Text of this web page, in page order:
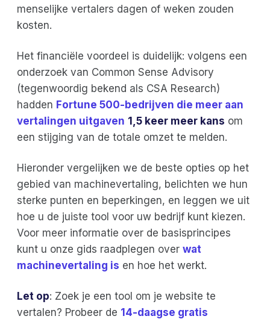
menselijke vertalers dagen of weken zouden
kosten.
Het financiële voordeel is duidelijk: volgens een
onderzoek van Common Sense Advisory
(tegenwoordig bekend als CSA Research)
hadden Fortune 500-bedrijven die meer aan
vertalingen uitgaven 1,5 keer meer kans om
een stijging van de totale omzet te melden.
Hieronder vergelijken we de beste opties op het
gebied van machinevertaling, belichten we hun
sterke punten en beperkingen, en leggen we uit
hoe u de juiste tool voor uw bedrijf kunt kiezen.
Voor meer informatie over de basisprincipes
kunt u onze gids raadplegen over wat
machinevertaling is en hoe het werkt.
Let op: Zoek je een tool om je website te
vertalen? Probeer de 14-daagse gratis